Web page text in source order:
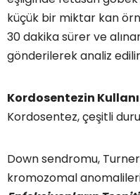
küçük bir miktar kan
30 dakika sürer ve
gönderilerek analiz
Kordosentezin
Kordosentez, çeşitli
Down sendromu,
kromozomal